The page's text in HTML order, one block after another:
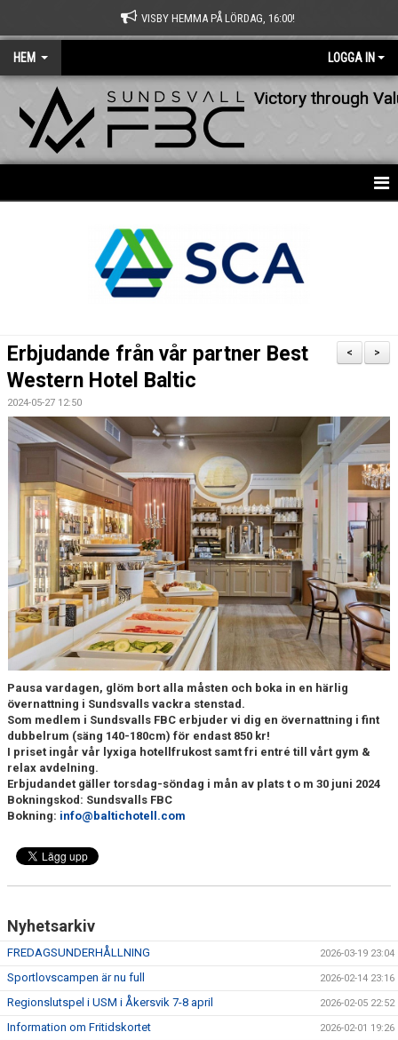
VISBY HEMMA PÅ LÖRDAG, 16:00!
HEM LOGGA IN
Victory through
KALENDER
DOKUMENT
MATCHER
INTRESSEANMÄLAN
LÄNKAR
SARGVAKTSCHEMA
FÖRENINGSPRODUKTEN
MEDLEMSKAP
>
<
Erbjudande från vår partner Best
Western Hotel Baltic
2024-05-27 12:50
Pausa vardagen, glöm bort alla måsten och boka in en härlig
övernattning i Sundsvalls vackra stenstad.
Som medlem i Sundsvalls FBC erbjuder vi dig en övernattning i fint
dubbelrum (säng 140-180cm) för endast 850 kr!
I priset ingår vår lyxiga hotellfrukost samt fri entré till vårt gym &
relax avdelning.
Erbjudandet gäller torsdag-söndag i mån av plats t o m 30 juni 2024
Bokningskod: Sundsvalls FBC
Bokning: info@baltichotell.com
Nyhetsarkiv
FREDAGSUNDERHÅLLNING 2026-03-19 23:04
Sportlovscampen är nu full 2026-02-14 23:16
Regionslutspel i USM i Åkersvik 7-8 april 2026-02-05 22:52
Information om Fritidskortet 2026-02-01 19:26